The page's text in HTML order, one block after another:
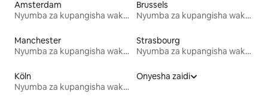
Amsterdam
Nyumba za kupangisha wakati wa likizo
Brussels
Nyumba za kupangisha wakati wa likizo
Manchester
Nyumba za kupangisha wakati wa likizo
Strasbourg
Nyumba za kupangisha wakati wa likizo
Köln
Nyumba za kupangisha wakati wa likizo
Onyesha zaidi